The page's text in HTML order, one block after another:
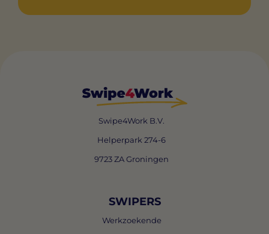
Swipe4Work B.V.
Helperpark 274-6
9723 ZA Groningen
SWIPERS
Werkzoekende